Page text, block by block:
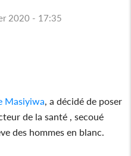
2020 - 17:35
Masiyiwa, a décidé de poser
de la santé , secoué
des hommes en blanc.